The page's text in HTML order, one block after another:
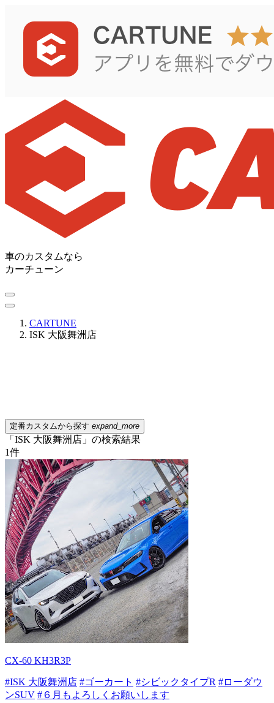
車のカスタムなら
カーチューン
CARTUNE
ISK 大阪舞洲店
定番カスタムから探す expand_more
「ISK 大阪舞洲店」の検索結果
1件
CX-60 KH3R3P
#ISK 大阪舞洲店 #ゴーカート #シビックタイプR #ローダウ
ンSUV #６月もよろしくお願いします